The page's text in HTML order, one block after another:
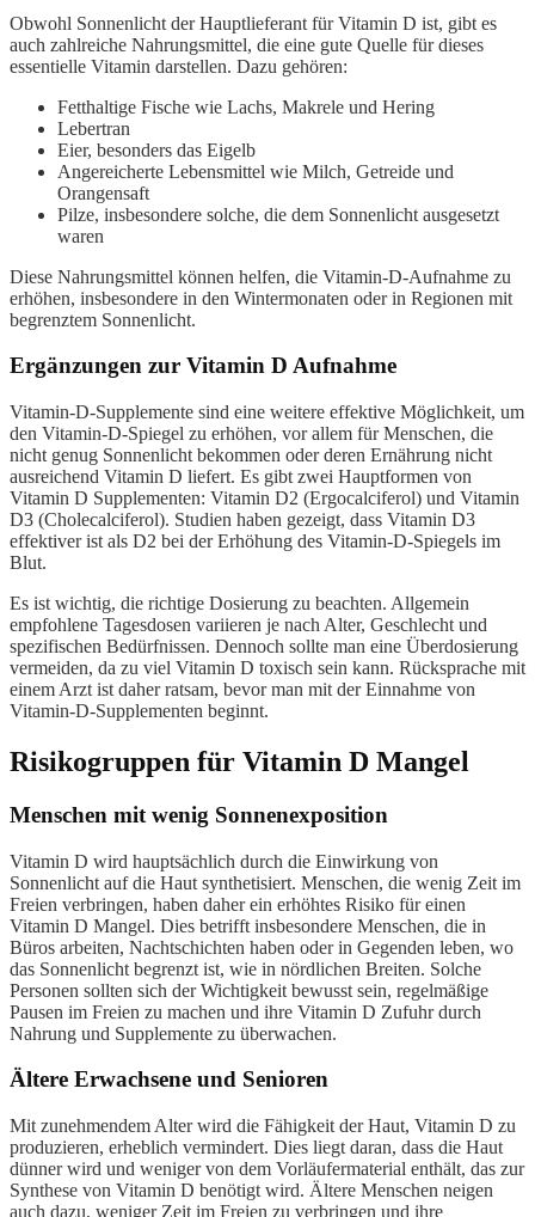
Obwohl Sonnenlicht der Hauptlieferant für Vitamin D ist, gibt es
auch zahlreiche Nahrungsmittel, die eine gute Quelle für dieses
essentielle Vitamin darstellen. Dazu gehören:
Fetthaltige Fische wie Lachs, Makrele und Hering
Lebertran
Eier, besonders das Eigelb
Angereicherte Lebensmittel wie Milch, Getreide und
Orangensaft
Pilze, insbesondere solche, die dem Sonnenlicht ausgesetzt
waren
Diese Nahrungsmittel können helfen, die Vitamin-D-Aufnahme zu
erhöhen, insbesondere in den Wintermonaten oder in Regionen mit
begrenztem Sonnenlicht.
Ergänzungen zur Vitamin D Aufnahme
Vitamin-D-Supplemente sind eine weitere effektive Möglichkeit, um
den Vitamin-D-Spiegel zu erhöhen, vor allem für Menschen, die
nicht genug Sonnenlicht bekommen oder deren Ernährung nicht
ausreichend Vitamin D liefert. Es gibt zwei Hauptformen von
Vitamin D Supplementen: Vitamin D2 (Ergocalciferol) und Vitamin
D3 (Cholecalciferol). Studien haben gezeigt, dass Vitamin D3
effektiver ist als D2 bei der Erhöhung des Vitamin-D-Spiegels im
Blut.
Es ist wichtig, die richtige Dosierung zu beachten. Allgemein
empfohlene Tagesdosen variieren je nach Alter, Geschlecht und
spezifischen Bedürfnissen. Dennoch sollte man eine Überdosierung
vermeiden, da zu viel Vitamin D toxisch sein kann. Rücksprache mit
einem Arzt ist daher ratsam, bevor man mit der Einnahme von
Vitamin-D-Supplementen beginnt.
Risikogruppen für Vitamin D Mangel
Menschen mit wenig Sonnenexposition
Vitamin D wird hauptsächlich durch die Einwirkung von
Sonnenlicht auf die Haut synthetisiert. Menschen, die wenig Zeit im
Freien verbringen, haben daher ein erhöhtes Risiko für einen
Vitamin D Mangel. Dies betrifft insbesondere Menschen, die in
Büros arbeiten, Nachtschichten haben oder in Gegenden leben, wo
das Sonnenlicht begrenzt ist, wie in nördlichen Breiten. Solche
Personen sollten sich der Wichtigkeit bewusst sein, regelmäßige
Pausen im Freien zu machen und ihre Vitamin D Zufuhr durch
Nahrung und Supplemente zu überwachen.
Ältere Erwachsene und Senioren
Mit zunehmendem Alter wird die Fähigkeit der Haut, Vitamin D zu
produzieren, erheblich vermindert. Dies liegt daran, dass die Haut
dünner wird und weniger von dem Vorläufermaterial enthält, das zur
Synthese von Vitamin D benötigt wird. Ältere Menschen neigen
auch dazu, weniger Zeit im Freien zu verbringen und ihre